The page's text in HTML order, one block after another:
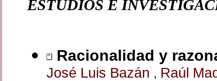
ESTUDIOS E
Racionalidad y
José Luis Bazán , Raúl